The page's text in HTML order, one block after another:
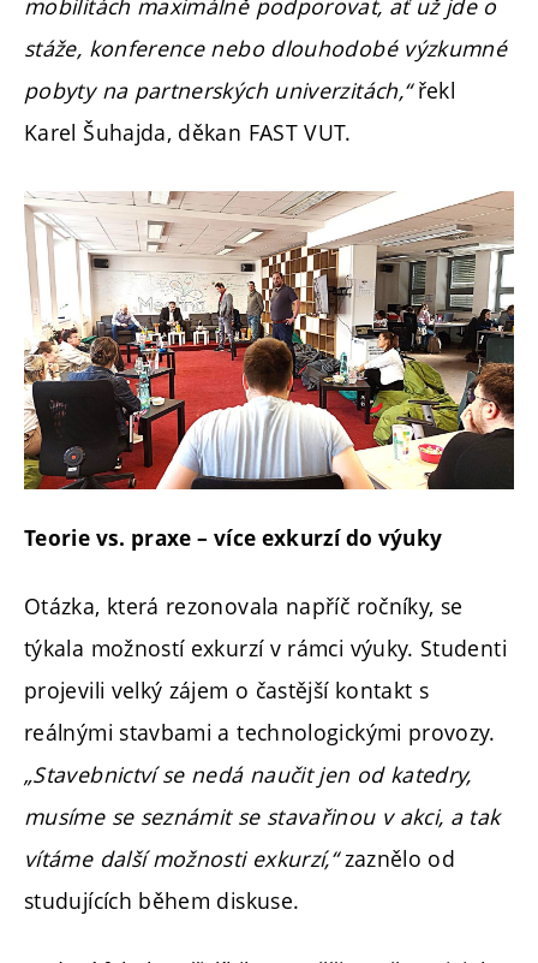
stáže, konference nebo dlouhodobé výzkumné
pobyty na partnerských univerzitách,“řekl
Karel Šuhajda, děkan FAST VUT.
Teorie vs. praxe – více exkurzí do výuky
Otázka, která rezonovala napříč ročníky, se
týkala možností exkurzí v rámci výuky. Studenti
projevili velký zájem o častější kontakt s
reálnými stavbami a technologickými provozy.
„Stavebnictví se nedá naučit jen od katedry,
musíme se seznámit se stavařinou v akci, a tak
vítáme další možnosti exkurzí,“zaznělo od
studujících během diskuse.